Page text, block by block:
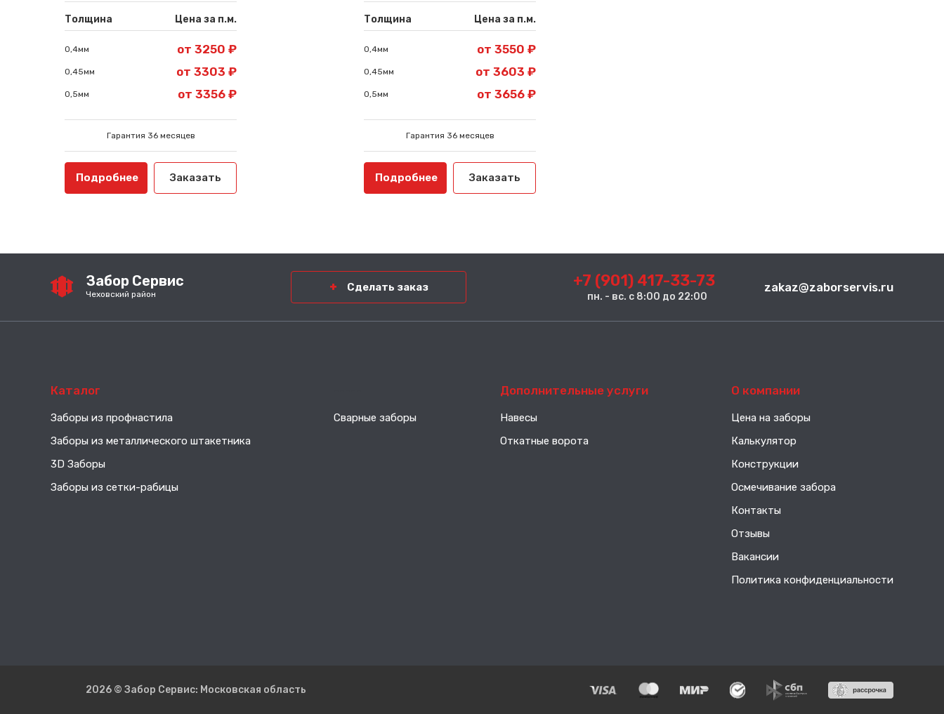
Толщина Цена за п.м.
0,4мм от 3250 ₽
0,45мм от 3303 ₽
0,5мм от 3356 ₽
Гарантия 36 месяцев
Подробнее Заказать
Толщина Цена за п.м.
0,4мм от 3550 ₽
0,45мм от 3603 ₽
0,5мм от 3656 ₽
Гарантия 36 месяцев
Подробнее Заказать
Забор Сервис
Чеховский район
Сделать заказ +7 (901) 417-33-73
пн. - вс. с 8:00 до 22:00
zakaz@zaborservis.ru
Каталог
Заборы из профнастила
Заборы из металлического штакетника
3D Заборы
Заборы из сетки-рабицы
Сварные заборы
Дополнительные услуги
Навесы
Откатные ворота
О компании
Цена на заборы
Калькулятор
Конструкции
Осмечивание забора
Контакты
Отзывы
Вакансии
Политика конфиденциальности
2026 © Забор Сервис: Московская область